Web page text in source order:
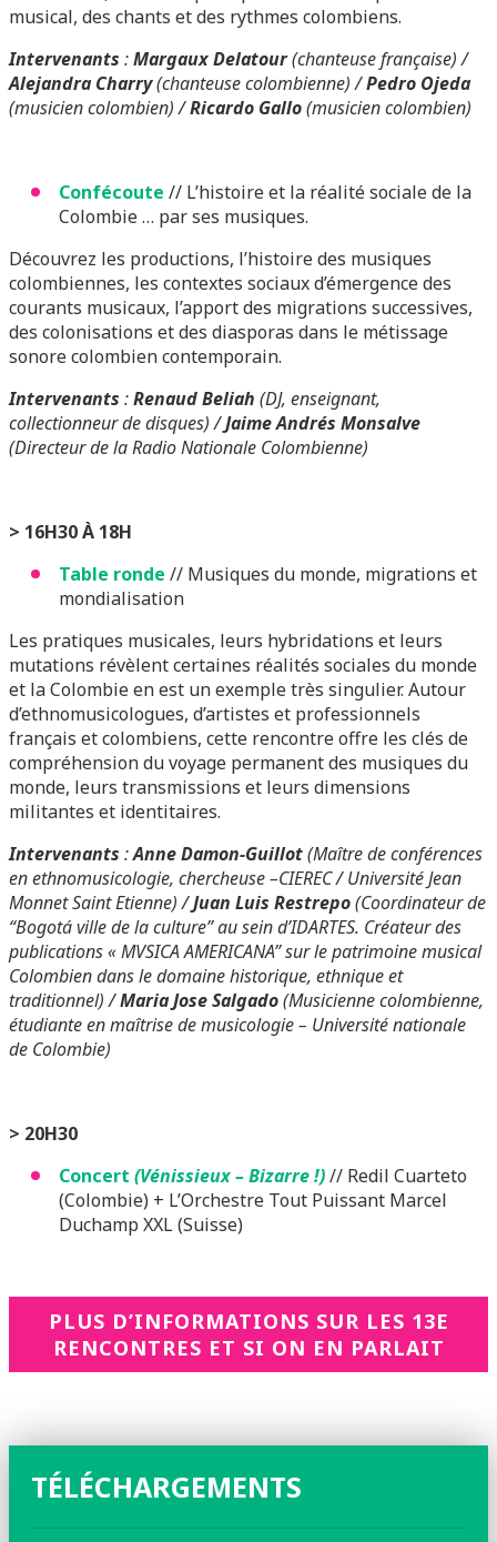
musical, des chants et des rythmes colombiens.
Intervenants :Margaux Delatour(chanteuse française) /
Alejandra Charry(chanteuse colombienne) /Pedro Ojeda
(musicien colombien) /Ricardo Gallo(musicien colombien)
Confécoute // L’histoire et la réalité sociale de la
Colombie … par ses musiques.
Découvrez les productions, l’histoire des musiques
colombiennes, les contextes sociaux d’émergence des
courants musicaux, l’apport des migrations successives,
des colonisations et des diasporas dans le métissage
sonore colombien contemporain.
Intervenants :Renaud Beliah (DJ, enseignant,
collectionneur de disques) /Jaime Andrés Monsalve
(Directeur de la Radio Nationale Colombienne)
> 16H30 À 18H
Table ronde // Musiques du monde, migrations et
mondialisation
Les pratiques musicales, leurs hybridations et leurs
mutations révèlent certaines réalités sociales du monde
et la Colombie en est un exemple très singulier. Autour
d’ethnomusicologues, d’artistes et professionnels
français et colombiens, cette rencontre offre les clés de
compréhension du voyage permanent des musiques du
monde, leurs transmissions et leurs dimensions
militantes et identitaires.
Intervenants :Anne Damon-Guillot(Maître de conférences
en ethnomusicologie, chercheuse –CIEREC / Université Jean
Monnet Saint Etienne) /Juan Luis Restrepo(Coordinateur de
“Bogotá ville de la culture” au sein d’IDARTES. Créateur des
publications « MVSICA AMERICANA” sur le patrimoine musical
Colombien dans le domaine historique, ethnique et
traditionnel) /Maria Jose Salgado(Musicienne colombienne,
étudiante en maîtrise de musicologie – Université nationale
de Colombie)
> 20H30
Concert (Vénissieux – Bizarre !)// Redil Cuarteto
(Colombie) + L’Orchestre Tout Puissant Marcel
Duchamp XXL (Suisse)
PLUS D’INFORMATIONS SUR LES 13E
RENCONTRES ET SI ON EN PARLAIT
TÉLÉCHARGEMENTS